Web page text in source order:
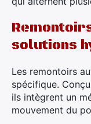
solutions
Les remontoirs
spécifique.
ils intègrent un
mouvement du